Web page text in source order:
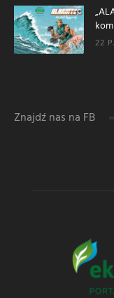
22
Znajdź nas na FB